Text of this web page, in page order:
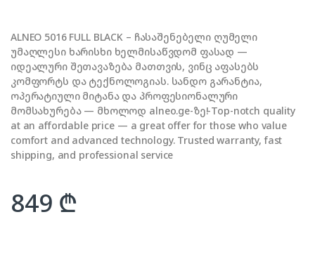
ALNEO 5016 FULL BLACK – ჩასაშენებელი ღუმელი
უმაღლესი ხარისხი ხელმისაწვდომ ფასად —
იდეალური შეთავაზება მათთვის, ვინც აფასებს
კომფორტს და ტექნოლოგიას. სანდო გარანტია,
ოპერატიული მიტანა და პროფესიონალური
მომსახურება — მხოლოდ alneo.ge-ზე!-Top-notch quality
at an affordable price — a great offer for those who value
comfort and advanced technology. Trusted warranty, fast
shipping, and professional service
849 ₾